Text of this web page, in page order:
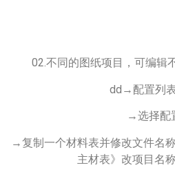
02.不同的图纸项目，可编辑
dd→配置列
→选择配
→复制一个材料表并修改文件名
主材表》改项目名